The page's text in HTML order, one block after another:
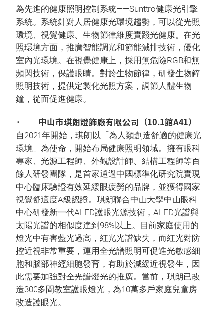
為先進的健康照明控制系統——Sunttro健康光引擎
系統。系統針對人居健康光環境趨勢，可以從光照
環境、視覺健康、生物節律維度實踐光健康。在光
照環境方面，推廣智能調光和節能減排技術，優化
室內光環境。在視覺健康上，採用無危險RGB和無
頻閃技術，保護眼睛。對於生物節律，研發生物鐘
照明技術，提供定製化光照方案，調節人體生物
鐘，從而促進健康。
· 中山市琪朗燈飾廠有限公司（10.1館A41）
自2021年開始，琪朗以「為人類創造舒適的健康光
環境」為使命，開始布局健康照明領域。擁有眼科
專家、光源工程師、外觀設計師、結構工程師等百
餘人研發團隊，是首家通過中國標準化研究院實現
中心臨床驗證有效延緩眼疲勞的品牌，並獲得國家
視覺舒適度A級認證。琪朗聯合中山大學中山眼科
中心研發新一代ALED護眼光源技術，ALED光譜與
太陽光譜的相似度達到98%以上。目前家庭使用的
燈光中有害藍光過高，紅光光譜缺失，而紅光對防
控近視非常重要，運用全光譜照明可促進光敏感細
胞和腦部神經細胞發育，有助於減緩近視發生，因
此需要加強對全光譜燈光的推廣。當前，琪朗已改
造300多間教室護眼燈光，為10萬多戶家庭兒童房
改造護眼光。